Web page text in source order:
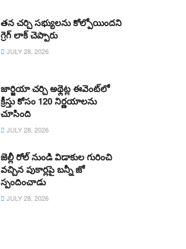
తన చర్చి సభ్యులను కోల్పోయిందని
గ్రెగ్ లాక్ చెప్పారు
JULY 28, 2026
జార్జియా చర్చి అథ్లెట్ల ఈవెంట్‌లో
క్రీస్తు కోసం 120 నిర్ణయాలను
చూసింది
JULY 28, 2026
జెల్లీ రోల్ నుండి విడాకుల గురించి
వచ్చిన పుకార్లపై బన్నీ జో
స్పందించాడు
JULY 28, 2026